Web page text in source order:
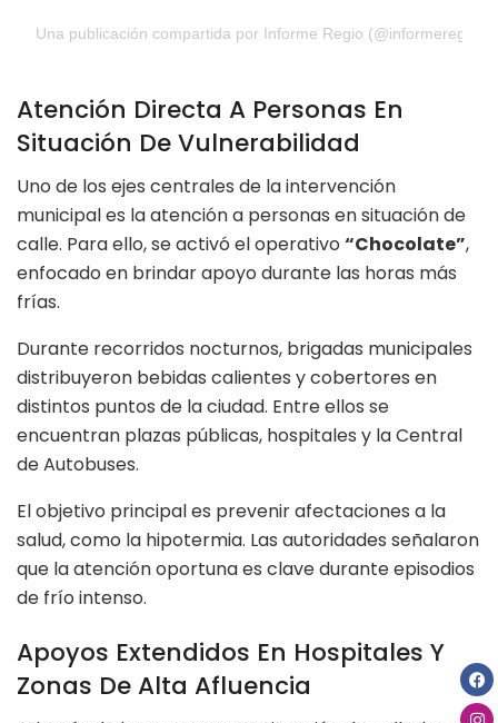
Una publicación compartida por Informe Regio (@informeregio)
Atención Directa A Personas En
Situación De Vulnerabilidad
Uno de los ejes centrales de la intervención
municipal es la atención a personas en situación de
calle. Para ello, se activó el operativo “Chocolate”,
enfocado en brindar apoyo durante las horas más
frías.
Durante recorridos nocturnos, brigadas municipales
distribuyeron bebidas calientes y cobertores en
distintos puntos de la ciudad. Entre ellos se
encuentran plazas públicas, hospitales y la Central
de Autobuses.
El objetivo principal es prevenir afectaciones a la
salud, como la hipotermia. Las autoridades señalaron
que la atención oportuna es clave durante episodios
de frío intenso.
Apoyos Extendidos En Hospitales Y
Zonas De Alta Afluencia